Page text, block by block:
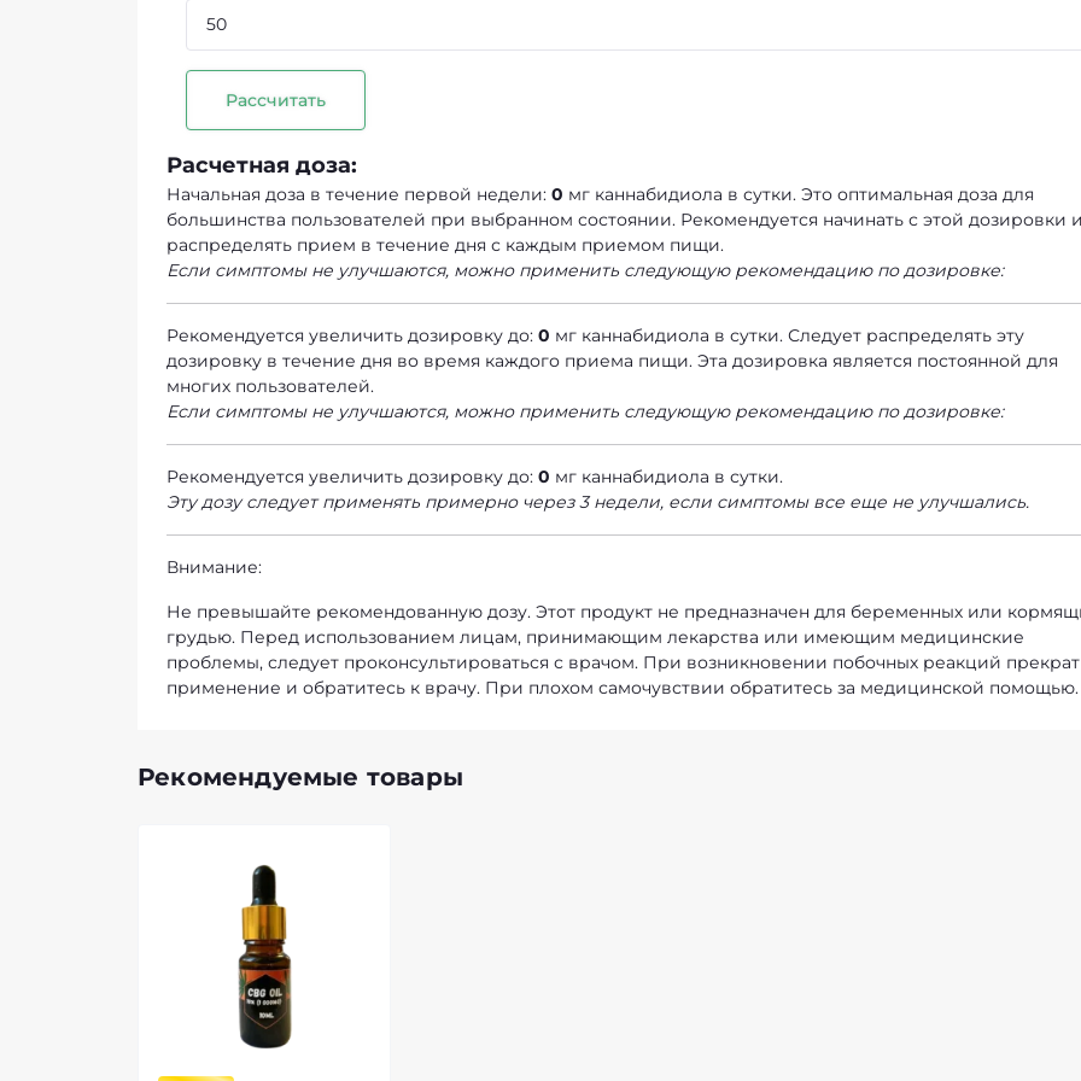
Рассчитать
Расчетная доза:
Начальная доза в течение первой недели: 0 мг каннабидиола в сутки. Это оптимальная доза для
большинства пользователей при выбранном состоянии. Рекомендуется начинать с этой дозировки
распределять прием в течение дня с каждым приемом пищи.
Если симптомы не улучшаются, можно применить следующую рекомендацию по дозировке:
Рекомендуется увеличить дозировку до: 0 мг каннабидиола в сутки. Следует распределять эту
дозировку в течение дня во время каждого приема пищи. Эта дозировка является постоянной для
многих пользователей.
Если симптомы не улучшаются, можно применить следующую рекомендацию по дозировке:
Рекомендуется увеличить дозировку до: 0 мг каннабидиола в сутки.
Эту дозу следует применять примерно через 3 недели, если симптомы все еще не улучшались.
Внимание:
Не превышайте рекомендованную дозу. Этот продукт не предназначен для беременных или
грудью. Перед использованием лицам, принимающим лекарства или имеющим медицинские
проблемы, следует проконсультироваться с врачом. При возникновении побочных реакций
применение и обратитесь к врачу. При плохом самочувствии обратитесь за медицинской помощью.
Рекомендуемые товары